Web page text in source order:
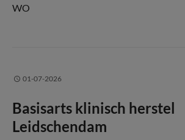
WO
01-07-2026
Basisarts klinisch herstel
Leidschendam